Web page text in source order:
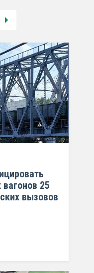
25
вызовов